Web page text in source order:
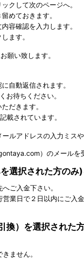
クして次のページへ。
めておきます。
容確認を入力します。
ます。
願い致します。
自動返信されます。
お待ちください。
だきます。
載されています。
ルアドレスの入力ミス
）のメールを
選択された方のみ
ご入金下さい。
業日で２日以内にご入金
換）を選択された
ません。